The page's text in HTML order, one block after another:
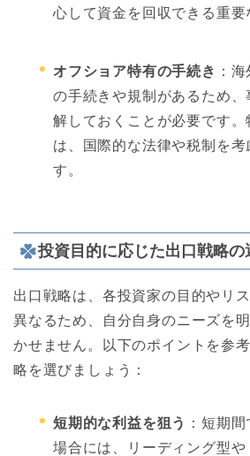
心して資金を回収できる重要
オフショア特有の手続き ：
の手続きや規制があるため
解しておくことが必要です。
は、国際的な法律や税制を考
す。
投資目的に応じた出口戦略の
出口戦略は、各投資家の目的やリ
異なるため、自分自身のニーズを
かせません。以下のポイントを参
略を選びましょう：
短期的な利益を狙う
：短期
場合には、リーディング型